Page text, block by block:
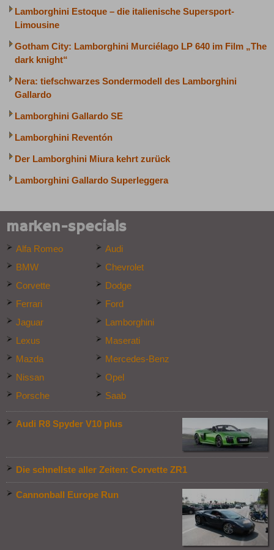
Lamborghini Estoque – die italienische Supersport-
Limousine
Gotham City: Lamborghini Murciélago LP 640 im Film „The
dark knight“
Nera: tiefschwarzes Sondermodell des Lamborghini
Gallardo
Lamborghini Gallardo SE
Lamborghini Reventón
Der Lamborghini Miura kehrt zurück
Lamborghini Gallardo Superleggera
marken-specials
Alfa Romeo
Audi
BMW
Chevrolet
Corvette
Dodge
Ferrari
Ford
Jaguar
Lamborghini
Lexus
Maserati
Mazda
Mercedes-Benz
Nissan
Opel
Porsche
Saab
Audi R8 Spyder V10 plus
Die schnellste aller Zeiten: Corvette ZR1
Cannonball Europe Run